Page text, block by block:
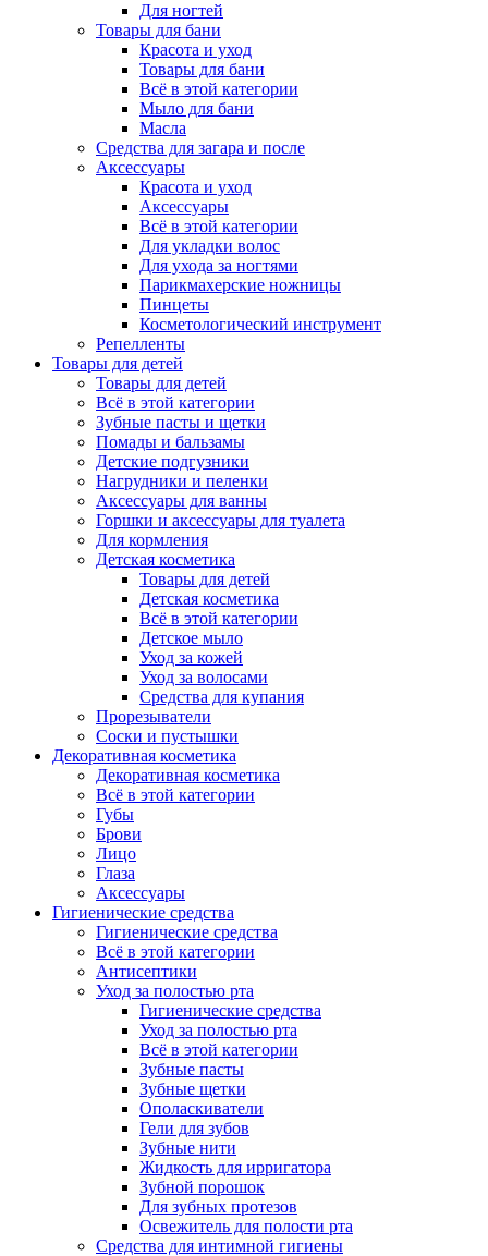
Для ногтей
Товары для бани
Красота и уход
Товары для бани
Всё в этой категории
Мыло для бани
Масла
Средства для загара и после
Аксессуары
Красота и уход
Аксессуары
Всё в этой категории
Для укладки волос
Для ухода за ногтями
Парикмахерские ножницы
Пинцеты
Косметологический инструмент
Репелленты
Товары для детей
Товары для детей
Всё в этой категории
Зубные пасты и щетки
Помады и бальзамы
Детские подгузники
Нагрудники и пеленки
Аксессуары для ванны
Горшки и аксессуары для туалета
Для кормления
Детская косметика
Товары для детей
Детская косметика
Всё в этой категории
Детское мыло
Уход за кожей
Уход за волосами
Средства для купания
Прорезыватели
Соски и пустышки
Декоративная косметика
Декоративная косметика
Всё в этой категории
Губы
Брови
Лицо
Глаза
Аксессуары
Гигиенические средства
Гигиенические средства
Всё в этой категории
Антисептики
Уход за полостью рта
Гигиенические средства
Уход за полостью рта
Всё в этой категории
Зубные пасты
Зубные щетки
Ополаскиватели
Гели для зубов
Зубные нити
Жидкость для ирригатора
Зубной порошок
Для зубных протезов
Освежитель для полости рта
Средства для интимной гигиены